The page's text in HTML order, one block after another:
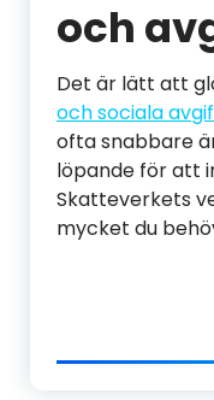
och
Det är lätt att
och sociala
ofta snabbare
löpande för att
Skatteverkets
mycket du